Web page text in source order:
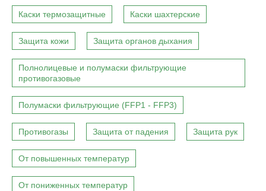
Каски термозащитные Каски шахтерские
Защита кожи Защита органов дыхания
Полнолицевые и полумаски фильтрующие
противогазовые
Полумаски фильтрующие (FFP1 - FFP3)
Противогазы Защита от падения Защита рук
От повышенных температур
От пониженных температур